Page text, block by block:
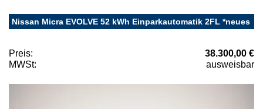
Nissan Micra EVOLVE 52 kWh Einparkautomatik 2FL *neues
Preis:
38.300,00 €
MWSt:
ausweisbar